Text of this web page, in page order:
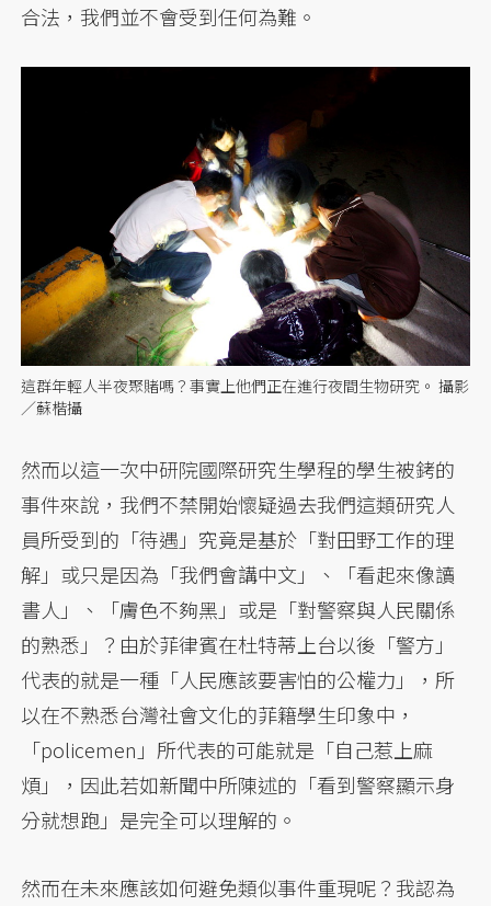
合法，我們並不會受到任何為難。
這群年輕人半夜聚賭嗎？事實上他們正在進行夜間生物研究。 攝影
／蘇楷攝
然而以這一次中研院國際研究生學程的學生被銬的
事件來說，我們不禁開始懷疑過去我們這類研究人
員所受到的「待遇」究竟是基於「對田野工作的理
解」或只是因為「我們會講中文」、「看起來像讀
書人」、「膚色不夠黑」或是「對警察與人民關係
的熟悉」？由於菲律賓在杜特蒂上台以後「警方」
代表的就是一種「人民應該要害怕的公權力」，所
以在不熟悉台灣社會文化的菲籍學生印象中，
「policemen」所代表的可能就是「自己惹上麻
煩」，因此若如新聞中所陳述的「看到警察顯示身
分就想跑」是完全可以理解的。
然而在未來應該如何避免類似事件重現呢？我認為